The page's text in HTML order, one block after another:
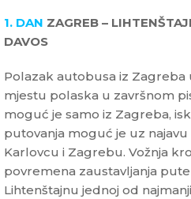
1. DAN ZAGREB –
DAVOS
Polazak autobusa iz Zagreba
mjestu polaska u završnom
moguć je samo iz Zagreba,
putovanja moguć je uz
Karlovcu i Zagrebu. Vožnja
povremena zaustavljanja
Lihtenštajnu jednoj od